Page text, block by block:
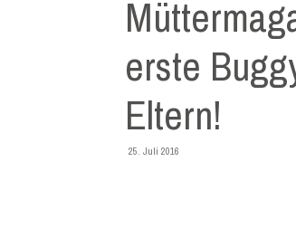
erste
Eltern!
25. Juli 2016